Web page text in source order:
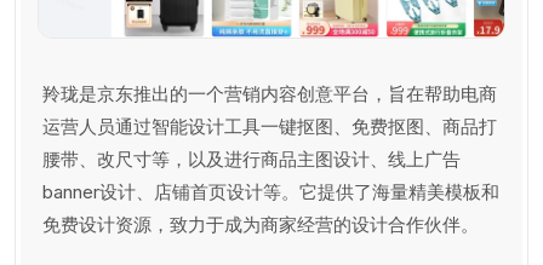
羚珑是京东推出的一个营销内容创意平台，旨在帮助电商
运营人员通过智能设计工具一键抠图、免费抠图、商品打
腰带、改尺寸等，以及进行商品主图设计、线上广告
banner设计、店铺首页设计等。它提供了海量精美模板和
免费设计资源，致力于成为商家经营的设计合作伙伴。